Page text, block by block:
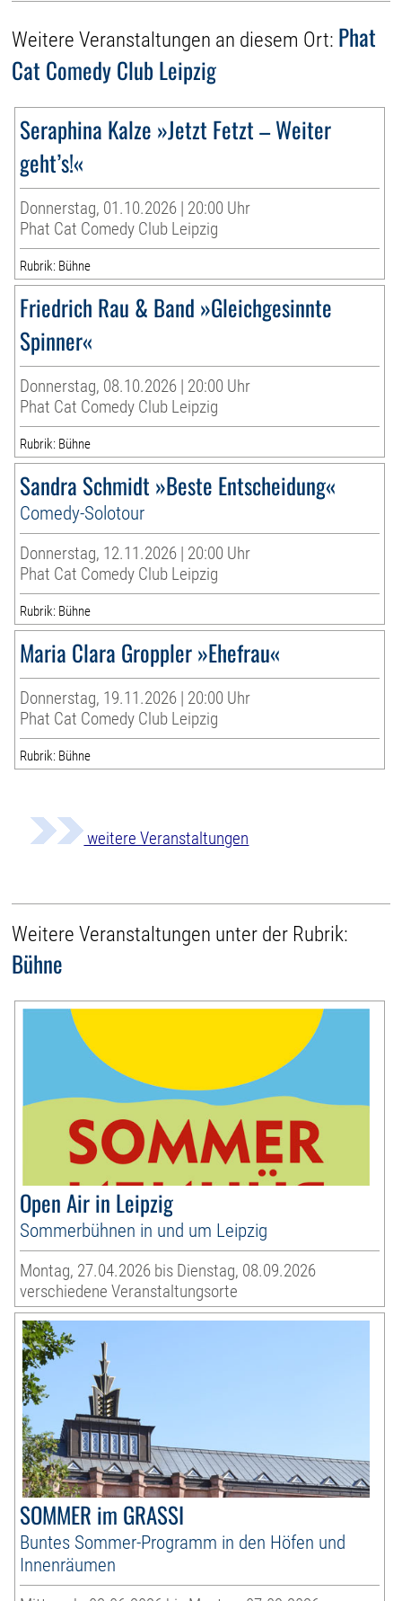
Weitere Veranstaltungen an diesem Ort: Phat
Cat Comedy Club Leipzig
Seraphina Kalze »Jetzt Fetzt – Weiter
geht’s!«
Donnerstag, 01.10.2026 | 20:00 Uhr
Phat Cat Comedy Club Leipzig
Rubrik: Bühne
Friedrich Rau & Band »Gleichgesinnte
Spinner«
Donnerstag, 08.10.2026 | 20:00 Uhr
Phat Cat Comedy Club Leipzig
Rubrik: Bühne
Sandra Schmidt »Beste Entscheidung«
Comedy-Solotour
Donnerstag, 12.11.2026 | 20:00 Uhr
Phat Cat Comedy Club Leipzig
Rubrik: Bühne
Maria Clara Groppler »Ehefrau«
Donnerstag, 19.11.2026 | 20:00 Uhr
Phat Cat Comedy Club Leipzig
Rubrik: Bühne
weitere Veranstaltungen
Weitere Veranstaltungen unter der Rubrik:
Bühne
Open Air in Leipzig
Sommerbühnen in und um Leipzig
Montag, 27.04.2026 bis Dienstag, 08.09.2026
verschiedene Veranstaltungsorte
SOMMER im GRASSI
Buntes Sommer-Programm in den Höfen und
Innenräumen